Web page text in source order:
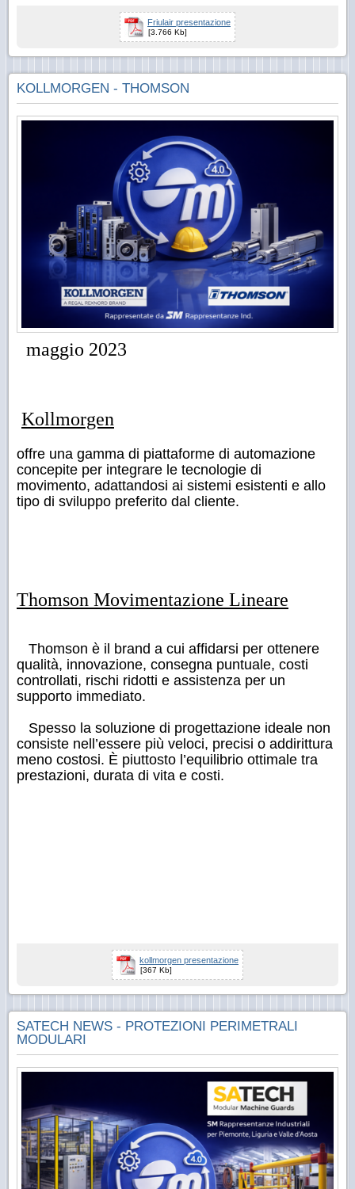
Friulair presentazione
[3.766 Kb]
KOLLMORGEN - THOMSON
maggio 2023
Kollmorgen
offre una gamma di piattaforme di automazione
concepite per integrare le tecnologie di
movimento, adattandosi ai sistemi esistenti e allo
tipo di sviluppo preferito dal cliente.
Thomson Movimentazione Lineare
Thomson è il brand a cui affidarsi per ottenere
qualità, innovazione, consegna puntuale, costi
controllati, rischi ridotti e assistenza per un
supporto immediato.
Spesso la soluzione di progettazione ideale non
consiste nell’essere più veloci, precisi o addirittura
meno costosi. È piuttosto l’equilibrio ottimale tra
prestazioni, durata di vita e costi.
kollmorgen presentazione
[367 Kb]
SATECH NEWS - PROTEZIONI PERIMETRALI
MODULARI